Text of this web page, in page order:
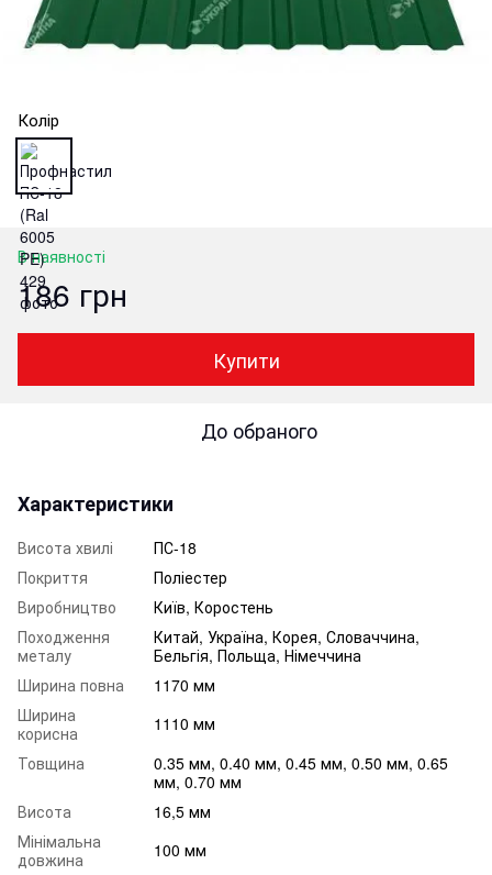
Колір
В наявності
186 грн
Купити
До обраного
Характеристики
Висота хвилі
ПС-18
Покриття
Поліестер
Виробництво
Київ, Коростень
Походження
металу
Китай, Україна, Корея, Словаччина,
Бельгія, Польща, Німеччина
Ширина повна
1170 мм
Ширина
корисна
1110 мм
Товщина
0.35 мм, 0.40 мм, 0.45 мм, 0.50 мм, 0.65
мм, 0.70 мм
Висота
16,5 мм
Мінімальна
довжина
100 мм